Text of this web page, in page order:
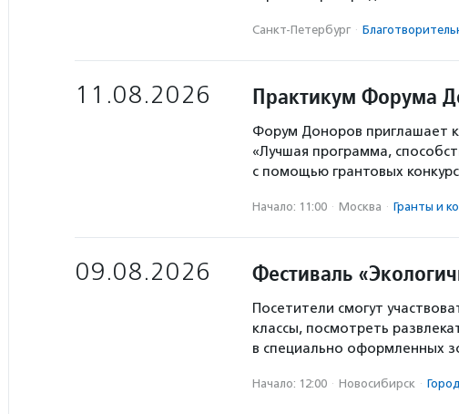
Санкт-Петербург ·
11.08.2026 Практикум Форума
Форум Доноров приглашает
«Лучшая программа,
с помощью грантовых
Начало: 11:00 · Москва · Гранты и
09.08.2026 Фестиваль
Посетители смогут
классы, посмотреть
в специально оформленных
Начало: 12:00 · Новосибирск · Город